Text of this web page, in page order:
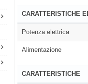
CARATTERISTICHE
Potenza elettrica
Alimentazione
CARATTERISTICHE